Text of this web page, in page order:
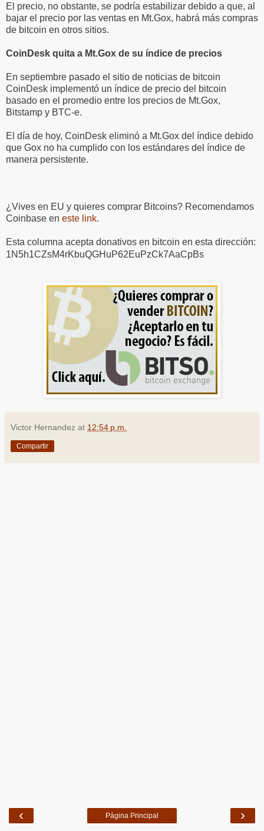
El precio, no obstante, se podría estabilizar debido a que, al
bajar el precio por las ventas en Mt.Gox, habrá más compras
de bitcoin en otros sitios.
CoinDesk quita a Mt.Gox de su índice de precios
En septiembre pasado el sitio de noticias de bitcoin
CoinDesk implementó un índice de precio del bitcoin
basado en el promedio entre los precios de Mt.Gox,
Bitstamp y BTC-e.
El día de hoy, CoinDesk eliminó a Mt.Gox del índice debido
que Gox no ha cumplido con los estándares del índice de
manera persistente.
¿Vives en EU y quieres comprar Bitcoins? Recomendamos
Coinbase en este link.
Esta columna acepta donativos en bitcoin en esta dirección:
1N5h1CZsM4rKbuQGHuP62EuPzCk7AaCpBs
Victor Hernandez at 12:54 p.m.
Compartir
‹ ›
Página Principal